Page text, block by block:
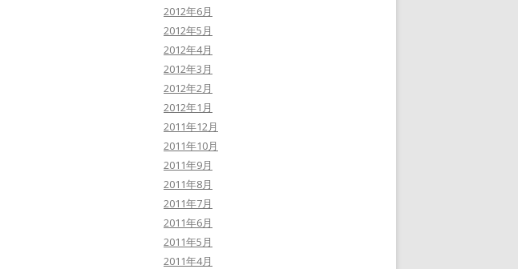
2012年6月
2012年5月
2012年4月
2012年3月
2012年2月
2012年1月
2011年12月
2011年10月
2011年9月
2011年8月
2011年7月
2011年6月
2011年5月
2011年4月